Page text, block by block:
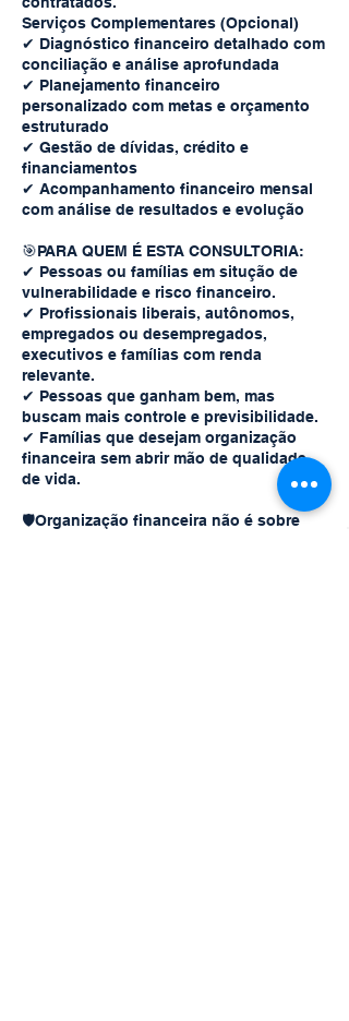
Serviços Complementares (Opcional)
✔︎ Diagnóstico financeiro detalhado com
conciliação e análise aprofundada
✔︎ Planejamento financeiro
personalizado com metas e orçamento
estruturado
✔︎ Gestão de dívidas, crédito e
financiamentos
✔︎ Acompanhamento financeiro mensal
com análise de resultados e evolução
🎯PARA QUEM É ESTA CONSULTORIA:
✔︎ Pessoas ou famílias em situção de
vulnerabilidade e risco financeiro.
✔︎ Profissionais liberais, autônomos,
empregados ou desempregados,
executivos e famílias com renda
relevante.
✔︎ Pessoas que ganham bem, mas
buscam mais controle e previsibilidade.
✔︎ Famílias que desejam organização
financeira sem abrir mão de qualidade
de vida.
🛡️Organização financeira não é sobre